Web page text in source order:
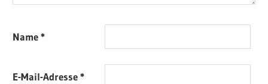
Name*
E-Mail-Adresse*